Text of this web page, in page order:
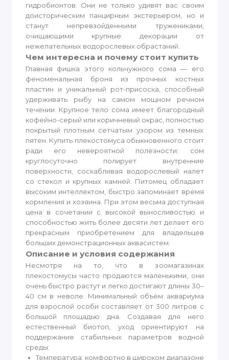
гидробионтов. Они не только удивят вас своим
доисторическим панцирным экстерьером, но и
станут непревзойденными тружениками,
очищающими крупные декорации от
нежелательных водорослевых обрастаний.
Чем интересна и почему стоит купить
Главная фишка этого кольчужного сома — его
феноменальная броня из прочных костных
пластин и уникальный рот-присоска, способный
удерживать рыбу на самом мощном речном
течении. Крупное тело сома имеет благородный
кофейно-серый или коричневый окрас, полностью
покрытый плотным сетчатым узором из темных
пятен. Купить плекостомуса обыкновенного стоит
ради его невероятной полезности: сом
круглосуточно полирует внутренние
поверхности, соскабливая водорослевый налет
со стекол и крупных камней. Питомец обладает
высоким интеллектом, быстро запоминает время
кормления и хозяина. При этом весьма доступная
цена в сочетании с высокой выносливостью и
способностью жить более десяти лет делает его
прекрасным приобретением для владельцев
больших демонстрационных аквасистем.
Описание и условия содержания
Несмотря на то, что в зоомагазинах
плекостомусы часто продаются маленькими, они
очень быстро растут и легко достигают длины 30–
40 см в неволе. Минимальный объём аквариума
для взрослой особи составляет от 300 литров с
большой площадью дна. Создавая для него
естественный биотоп, уход ориентируют на
поддержание стабильных параметров водной
среды:
Температура: комфортно в широком диапазоне